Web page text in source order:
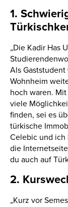
1.
„Die Kadir Has
Als
Wohnheim
hoch waren.
viele
finden, sei es
türkische
Celebic und ich
die
du auch auf
2.
„Kurz vor